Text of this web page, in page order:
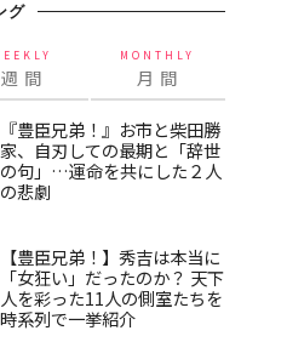
グ
週 間
MONTHLY
月 間
『豊臣兄弟！』お市と柴田勝
家、自刃しての最期と「辞世
の句」…運命を共にした２人
の悲劇
【豊臣兄弟！】秀吉は本当に
「女狂い」だったのか？ 天下
人を彩った11人の側室たちを
時系列で一挙紹介